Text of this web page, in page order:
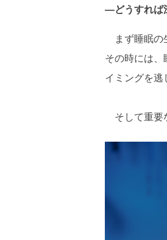
―どうすれば
まず睡眠の
その時には、
イミングを逃
そして重要